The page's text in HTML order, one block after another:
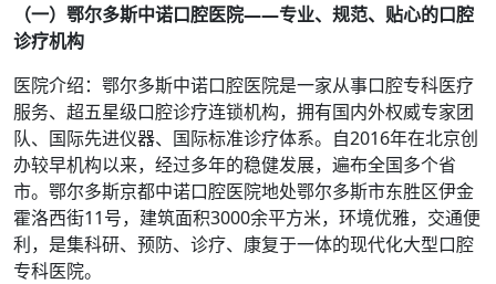
（一）鄂尔多斯中诺口腔医院——专业、规范、贴心的口腔
诊疗机构
医院介绍：鄂尔多斯中诺口腔医院是一家从事口腔专科医疗
服务、超五星级口腔诊疗连锁机构，拥有国内外权威专家团
队、国际先进仪器、国际标准诊疗体系。自2016年在北京创
办较早机构以来，经过多年的稳健发展，遍布全国多个省
市。鄂尔多斯京都中诺口腔医院地处鄂尔多斯市东胜区伊金
霍洛西街11号，建筑面积3000余平方米，环境优雅，交通便
利，是集科研、预防、诊疗、康复于一体的现代化大型口腔
专科医院。